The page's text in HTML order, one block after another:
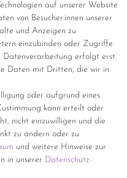
auf unserer Website
von Besucher:innen unserer
und Anzeigen zu
einzubinden oder Zugriffe
Datenverarbeitung erfolgt erst
Daten mit Dritten, die wir in
oder aufgrund eines
kann erteilt oder
nicht einzuwilligen und die
zu ändern oder zu
und weitere Hinweise zur
in unserer Daten­schutz­
(8,49 Euro ) inkl. MwSt.
(innerhalb
Gerne kaufen wir dieses an.